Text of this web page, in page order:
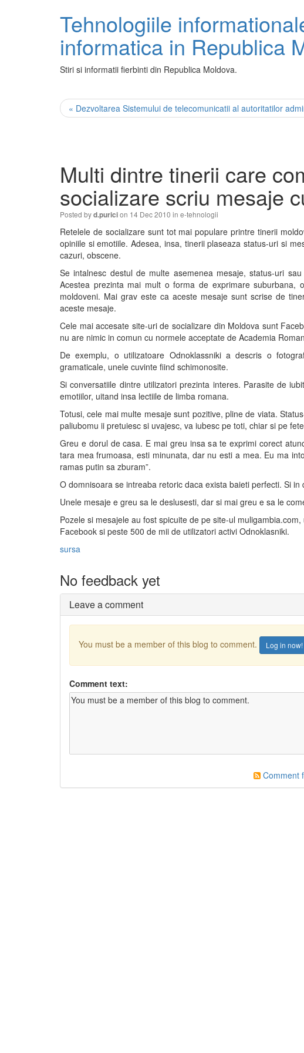
Tehnologiile
informatica in Republica
Stiri si informatii fierbinti din Republica Moldova.
« Dezvoltarea Sistemului de telecomunicatii al autoritatilor
Multi dintre tinerii care
socializare scriu mesaje
Posted byd.puricion 14 Dec 2010 in e-tehnologii
Retelele de socializare sunt tot mai populare printre tinerii
opiniile si emotiile. Adesea, insa, tinerii plaseaza status-uri si
cazuri, obscene.
Se intalnesc destul de multe asemenea mesaje, status-uri
Acestea prezinta mai mult o forma de exprimare
moldoveni. Mai grav este ca aceste mesaje sunt scrise de
aceste mesaje.
Cele mai accesate site-uri de socializare din Moldova sunt
nu are nimic in comun cu normele acceptate de Academia
De exemplu, o utilizatoare Odnoklassniki a descris o
gramaticale, unele cuvinte fiind schimonosite.
Si conversatiile dintre utilizatori prezinta interes. Parasite de
emotiilor, uitand insa lectiile de limba romana.
Totusi, cele mai multe mesaje sunt pozitive, pline de viata.
paliubomu ii pretuiesc si uvajesc, va iubesc pe toti, chiar si pe
Greu e dorul de casa. E mai greu insa sa te exprimi corect
tara mea frumoasa, esti minunata, dar nu esti a mea. Eu ma
ramas putin sa zburam”.
O domnisoara se intreaba retoric daca exista baieti perfecti. Si
Unele mesaje e greu sa le deslusesti, dar si mai greu e sa le
Pozele si mesajele au fost spicuite de pe site-ul
Facebook si peste 500 de mii de utilizatori activi Odnoklasniki.
sursa
No feedback yet
Leave a comment
You must be a member of this blog to comment. Log in now!
Comment text:
Comment